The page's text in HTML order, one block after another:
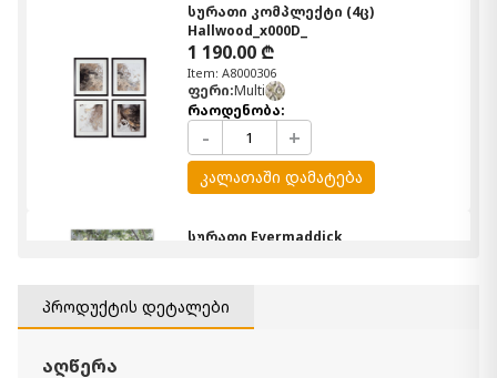
სურათი კომპლექტი (4ც)
Hallwood_x000D_
1 190.00 ₾
Item: A8000306
ფერი:Multi
რაოდენობა:
- +
კალათაში დამატება
სურათი Evermaddick
პროდუქტის დეტალები
აღწერა